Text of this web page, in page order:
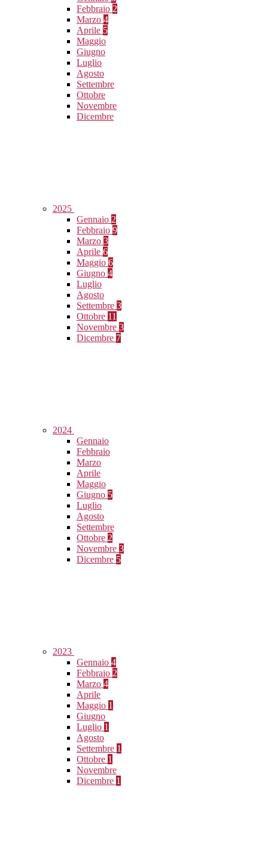
Febbraio 2
Marzo 4
Aprile 5
Maggio
Giugno
Luglio
Agosto
Settembre
Ottobre
Novembre
Dicembre
2025
Gennaio 2
Febbraio 9
Marzo 3
Aprile 6
Maggio 6
Giugno 4
Luglio
Agosto
Settembre 3
Ottobre 11
Novembre 3
Dicembre 7
2024
Gennaio
Febbraio
Marzo
Aprile
Maggio
Giugno 5
Luglio
Agosto
Settembre
Ottobre 2
Novembre 3
Dicembre 5
2023
Gennaio 4
Febbraio 2
Marzo 4
Aprile
Maggio 1
Giugno
Luglio 1
Agosto
Settembre 1
Ottobre 1
Novembre
Dicembre 1